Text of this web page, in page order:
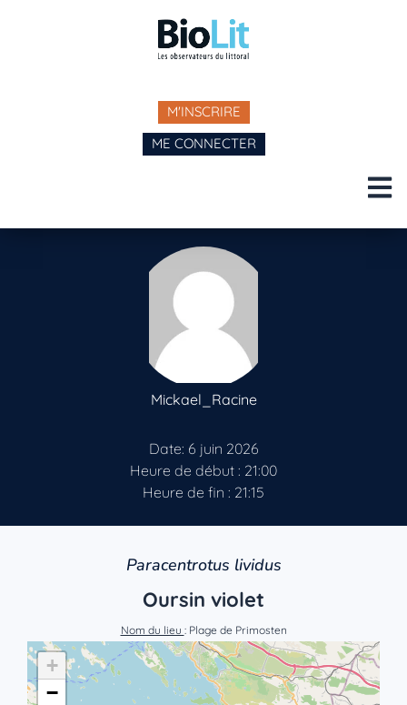
M'INSCRIRE
ME CONNECTER
Mickael_Racine
Date: 6 juin 2026
Heure de début : 21:00
Heure de fin : 21:15
Paracentrotus lividus
Oursin violet
Nom du lieu : Plage de Primosten
+
−